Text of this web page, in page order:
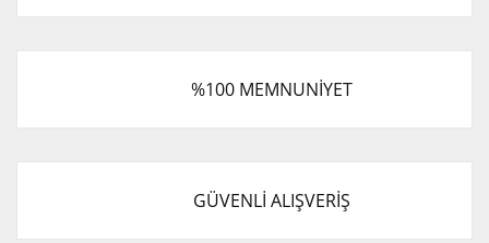
%100 MEMNUNİYET
GÜVENLİ ALIŞVERİŞ